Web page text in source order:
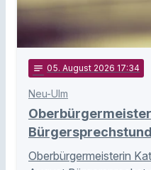
notes 05. August 2026 17:34
Neu-Ulm
Oberbürgermeisterin